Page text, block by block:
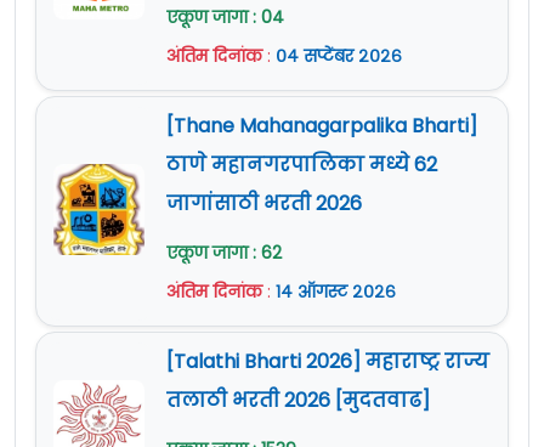
एकूण जागा : 04
अंतिम दिनांक: ०४ सप्टेंबर २०२६
[Thane Mahanagarpalika Bharti]
ठाणे महानगरपालिका मध्ये 62
जागांसाठी भरती 2026
एकूण जागा : 62
अंतिम दिनांक: १४ ऑगस्ट २०२६
[Talathi Bharti 2026] महाराष्ट्र राज्य
तलाठी भरती 2026 [मुदतवाढ]